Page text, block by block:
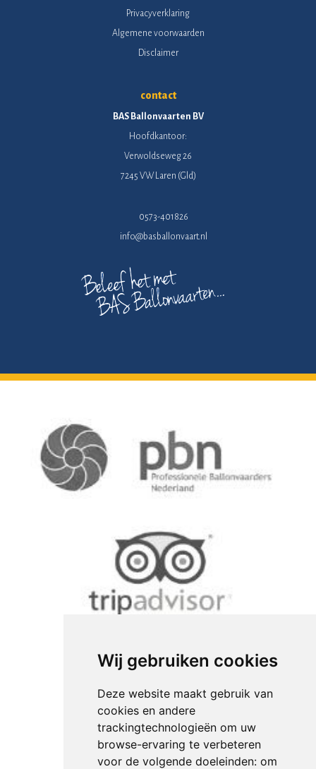
Wij gebruiken cookies
Deze website maakt gebruik van
cookies en andere
trackingtechnologieën om uw
browse-ervaring te verbeteren
voor de volgende doeleinden: om
Privacyverklaring
Algemene voorwaarden
Disclaimer
contact
BAS Ballonvaarten BV
Hoofdkantoor:
Verwoldseweg 26
7245 VW Laren (Gld)
0573-401826
info@basballonvaart.nl